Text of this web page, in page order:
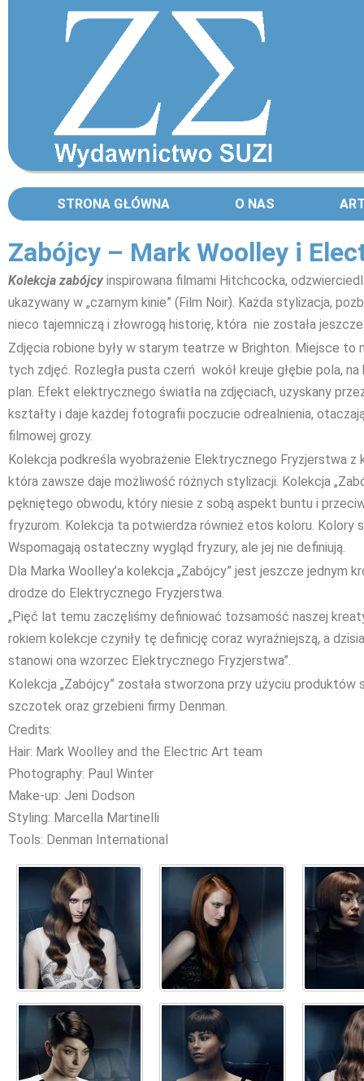
STRONA GŁÓWNA O NAS
Zabójcy – Mark Woolley i
Kolekcja zabójcyinspirowana filmami Hitchcocka,
ukazywany w „czarnym kinie” (Film Noir). Każda stylizacja,
nieco tajemniczą i złowrogą historię, która nie została jeszcze
Zdjęcia robione były w starym teatrze w Brighton. Miejsce to
tych zdjęć. Rozległa pusta czerń wokół kreuje głębie pola,
plan. Efekt elektrycznego światła na zdjęciach, uzyskany
kształty i daje każdej fotografii poczucie odrealnienia,
filmowej grozy.
Kolekcja podkreśla wyobrażenie Elektrycznego Fryzjerstwa z
która zawsze daje możliwość różnych stylizacji. Kolekcja
pękniętego obwodu, który niesie z sobą aspekt buntu i
fryzurom. Kolekcja ta potwierdza również etos koloru. Kolory
Wspomagają ostateczny wygląd fryzury, ale jej nie definiują.
Dla Marka Woolley’a kolekcja „Zabójcy” jest jeszcze jednym
drodze do Elektrycznego Fryzjerstwa.
„Pięć lat temu zaczęliśmy definiować tożsamość naszej
rokiem kolekcje czyniły tę definicję coraz wyraźniejszą, a
stanowi ona wzorzec Elektrycznego Fryzjerstwa”.
Kolekcja „Zabójcy” została stworzona przy użyciu
szczotek oraz grzebieni firmy Denman.
Credits:
Hair: Mark Woolley and the Electric Art team
Photography: Paul Winter
Make-up: Jeni Dodson
Styling: Marcella Martinelli
Tools: Denman International